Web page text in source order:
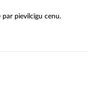
par pievilcīgu cenu.